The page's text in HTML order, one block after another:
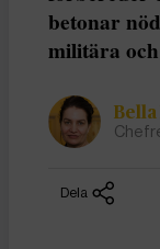
betonar
militära
Bella
Dela